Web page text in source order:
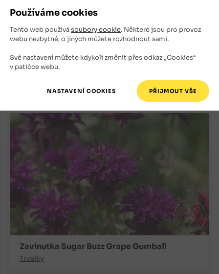
Používáme cookies
Tento web používásoubory cookie. Některé jsou pro provoz
webu nezbytné, o jiných můžete rozhodnout sami.
Své nastavení můžete kdykoli změnit přes odkaz „Cookies“
v patičce webu.
Růže
Skladem
300Kč
-
OBJEDNAT
Zavinutka Sugar Buzz Grape Gumball
Trvalky